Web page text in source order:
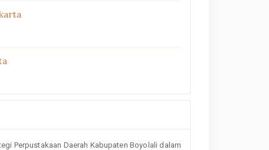
Perpustakaan Daerah Kabupaten Boyolali dalam